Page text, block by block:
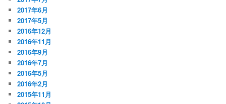
2017年6月
2017年5月
2016年12月
2016年11月
2016年9月
2016年7月
2016年5月
2016年2月
2015年11月